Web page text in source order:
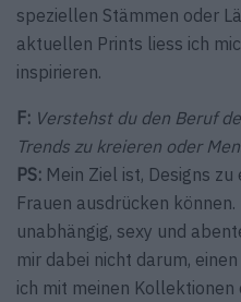
speziellen Stämmen oder
aktuellen Prints liess ich
inspirieren.
F: Verstehst du den Beruf
Trends zu kreieren oder
PS: Mein Ziel ist, Designs
Frauen ausdrücken
unabhängig, sexy und
mir dabei nicht darum,
ich mit meinen